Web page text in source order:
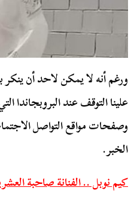
ورغم أنه لا يمكن لاحد أن ينكر
علينا التوقف عند البروبجاندا
وصفحات مواقع التواصل
الخبر.
كيم نوبل .. الفنانة صاحبة